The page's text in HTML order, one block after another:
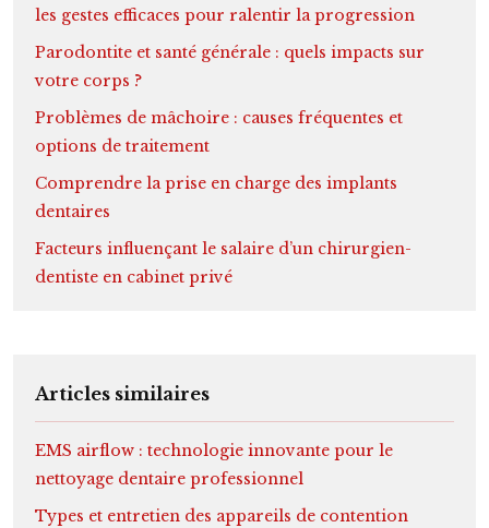
les gestes efficaces pour ralentir la progression
Parodontite et santé générale : quels impacts sur
votre corps ?
Problèmes de mâchoire : causes fréquentes et
options de traitement
Comprendre la prise en charge des implants
dentaires
Facteurs influençant le salaire d’un chirurgien-
dentiste en cabinet privé
Articles similaires
EMS airflow : technologie innovante pour le
nettoyage dentaire professionnel
Types et entretien des appareils de contention